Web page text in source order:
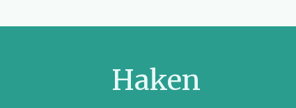
Haken